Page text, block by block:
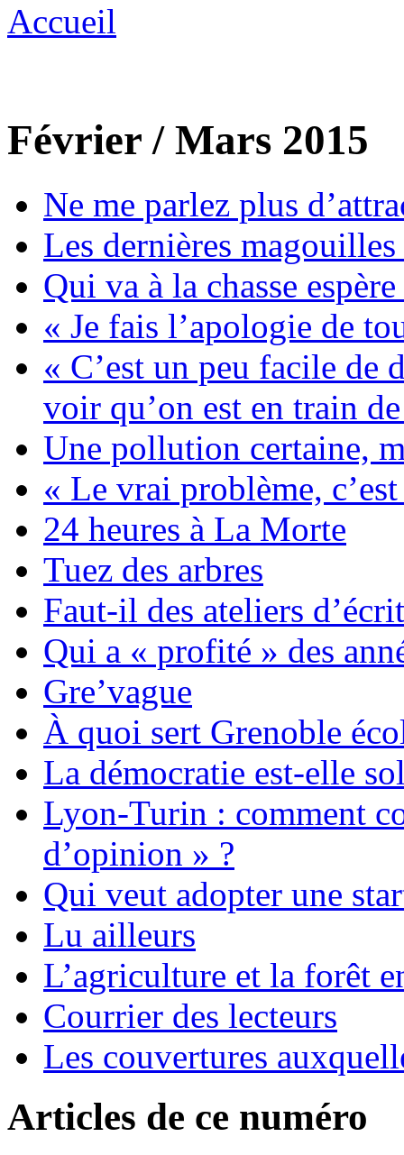
Accueil
Février / Mars 2015
Ne me parlez plus
Les dernières
Qui va à la chasse
« Je fais l’apologie de
« C’est un peu facile de
voir qu’on est en train
Une pollution certaine,
« Le vrai problème,
24 heures à La Morte
Tuez des arbres
Faut-il des ateliers
Qui a « profité » des
Gre’vague
À quoi sert Grenoble
La démocratie est-elle
Lyon-Turin : comment
d’opinion » ?
Qui veut adopter une
Lu ailleurs
L’agriculture et la forêt
Courrier des lecteurs
Les couvertures
Articles de ce numéro